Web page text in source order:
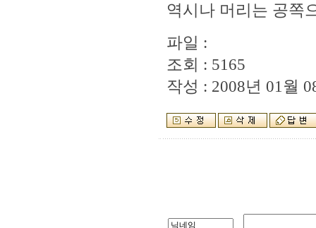
역시나 머리는 공쪽
파일 :
조회 : 5165
작성 : 2008년 01월